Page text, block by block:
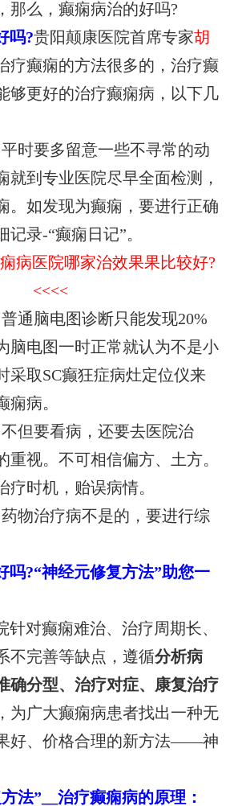
那么，癫痫病治的好吗?
吗?贵阳颠康医院首席专家胡
疗癫痫的方法很多的，治疗癫
够更好的治疗癫痫病，以下几
平时要多留意一些不寻常的动
就到专业医院尽早全面检测，
。如发现为癫痫，要进行正确
录-“癫痫日记”。
病医院哪家治效果果比较好?
<<<<
普通脑电图诊断只能发现20%
脑电图一时正常就认为不是小
采取SC癫狂症病灶定位仪来
痫病。
不但要看病，还要去医院治
重视。不可相信偏方、土方。
疗时机，贻误病情。
药物治疗病不是的，要进行综
吗?“神经元修复方法”助您一
针对癫痫难治、治疗周期长、
不完善等缺点，遵循分析病
确分型、治疗对症、康复治疗
为广大癫痫病患者找出一种无
好、价格合理的新方法——神
法”__治疗癫痫病的原理：